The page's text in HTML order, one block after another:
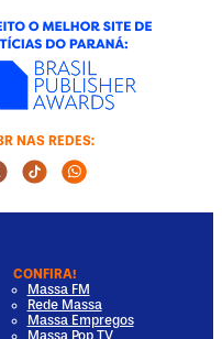
NAS REDES:
Media
Social Media
Social Media
Twitter Social Media
Tiktok Social Media
Whatsapp
CONFIRA!
Massa FM
Rede Massa
Massa Empregos
Massa Pop TV